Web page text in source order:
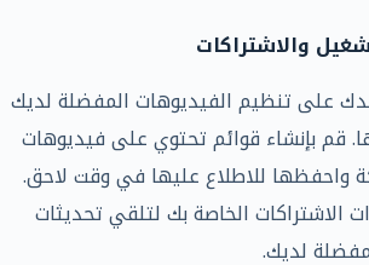
على تنظيم الفيديوهات المفضلة لديك
قم بإنشاء قوائم تحتوي على فيديوهات
واحفظها للاطلاع عليها في وقت لاحق.
الاشتراكات الخاصة بك لتلقي تحديثات
لديك.